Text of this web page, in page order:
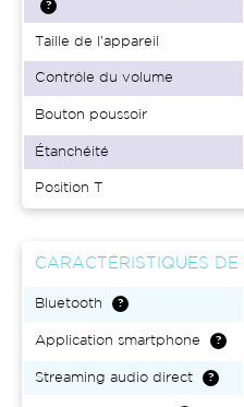
Taille de l'appareil
Contrôle du volume
Bouton poussoir
Étanchéité
Position T
CARACTÉRISTIQUES DE
Bluetooth
Application smartphone
Streaming audio direct